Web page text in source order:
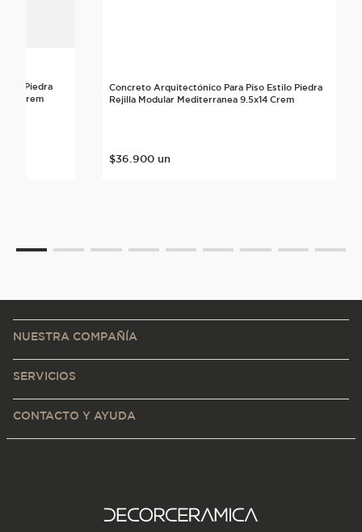
Piedra
Crem
Concreto Arquitectónico Para Piso Estilo Piedra
Rejilla Modular Mediterranea 9.5x14 Crem
$36.900 un
NUESTRA COMPAÑÍA
SERVICIOS
CONTACTO Y AYUDA